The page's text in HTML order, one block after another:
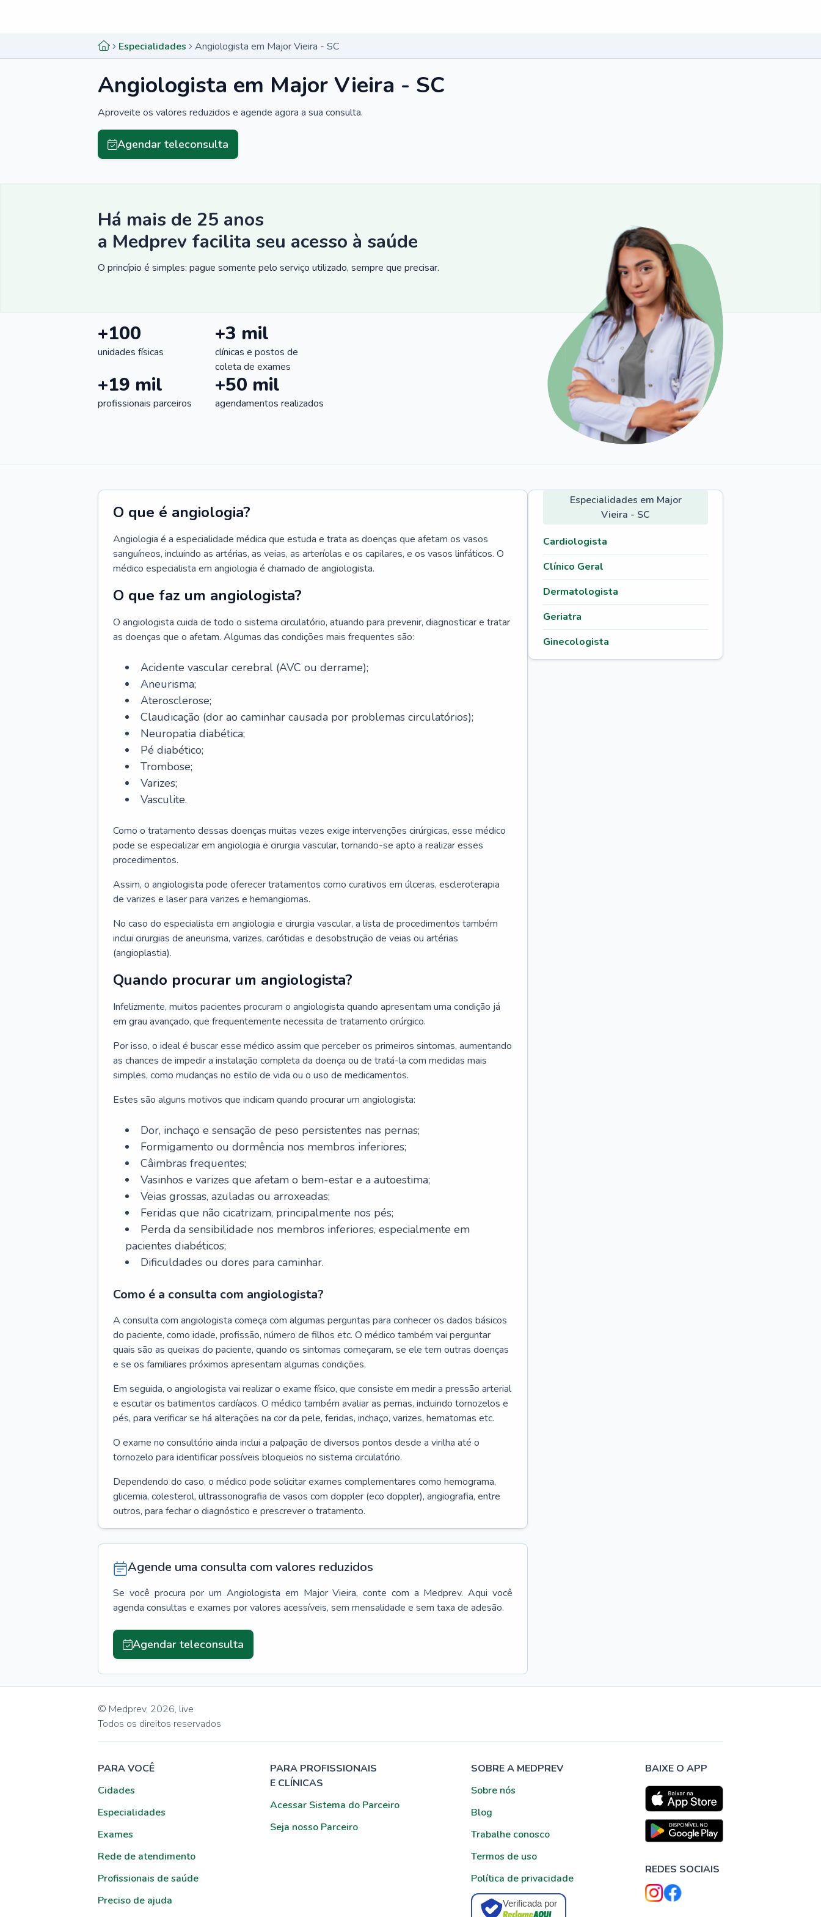
Especialidades Angiologista em Major Vieira - SC
Angiologista em Major Vieira - SC
Aproveite os valores reduzidos e agende agora a sua consulta.
Agendar teleconsulta
Há mais de 25 anos
a Medprev facilita seu acesso à saúde
O princípio é simples: pague somente pelo serviço utilizado, sempre que precisar.
+100
unidades físicas
+3 mil
clínicas e postos de
coleta de exames
+19 mil
profissionais parceiros
+50 mil
agendamentos realizados
O que é angiologia?
Angiologia é a especialidade médica que estuda e trata as doenças que afetam os vasos
sanguíneos, incluindo as artérias, as veias, as arteríolas e os capilares, e os vasos linfáticos. O
médico especialista em angiologia é chamado de angiologista.
O que faz um angiologista?
O angiologista cuida de todo o sistema circulatório, atuando para prevenir, diagnosticar e tratar
as doenças que o afetam. Algumas das condições mais frequentes são:
Acidente vascular cerebral (AVC ou derrame);
Aneurisma;
Aterosclerose;
Claudicação (dor ao caminhar causada por problemas circulatórios);
Neuropatia diabética;
Pé diabético;
Trombose;
Varizes;
Vasculite.
Como o tratamento dessas doenças muitas vezes exige intervenções cirúrgicas, esse médico
pode se especializar em angiologia e cirurgia vascular, tornando-se apto a realizar esses
procedimentos.
Assim, o angiologista pode oferecer tratamentos como curativos em úlceras, escleroterapia
de varizes e laser para varizes e hemangiomas.
No caso do especialista em angiologia e cirurgia vascular, a lista de procedimentos também
inclui cirurgias de aneurisma, varizes, carótidas e desobstrução de veias ou artérias
(angioplastia).
Quando procurar um angiologista?
Infelizmente, muitos pacientes procuram o angiologista quando apresentam uma condição já
em grau avançado, que frequentemente necessita de tratamento cirúrgico.
Por isso, o ideal é buscar esse médico assim que perceber os primeiros sintomas, aumentando
as chances de impedir a instalação completa da doença ou de tratá-la com medidas mais
simples, como mudanças no estilo de vida ou o uso de medicamentos.
Estes são alguns motivos que indicam quando procurar um angiologista:
Dor, inchaço e sensação de peso persistentes nas pernas;
Formigamento ou dormência nos membros inferiores;
Câimbras frequentes;
Vasinhos e varizes que afetam o bem-estar e a autoestima;
Veias grossas, azuladas ou arroxeadas;
Feridas que não cicatrizam, principalmente nos pés;
Perda da sensibilidade nos membros inferiores, especialmente em
pacientes diabéticos;
Dificuldades ou dores para caminhar.
Como é a consulta com angiologista?
A consulta com angiologista começa com algumas perguntas para conhecer os dados básicos
do paciente, como idade, profissão, número de filhos etc. O médico também vai perguntar
quais são as queixas do paciente, quando os sintomas começaram, se ele tem outras doenças
e se os familiares próximos apresentam algumas condições.
Em seguida, o angiologista vai realizar o exame físico, que consiste em medir a pressão arterial
e escutar os batimentos cardíacos. O médico também avaliar as pernas, incluindo tornozelos e
pés, para verificar se há alterações na cor da pele, feridas, inchaço, varizes, hematomas etc.
O exame no consultório ainda inclui a palpação de diversos pontos desde a virilha até o
tornozelo para identificar possíveis bloqueios no sistema circulatório.
Dependendo do caso, o médico pode solicitar exames complementares como hemograma,
glicemia, colesterol, ultrassonografia de vasos com doppler (eco doppler), angiografia, entre
outros, para fechar o diagnóstico e prescrever o tratamento.
Agende uma consulta com valores reduzidos
Se você procura por um Angiologista em Major Vieira, conte com a Medprev. Aqui você
agenda consultas e exames por valores acessíveis, sem mensalidade e sem taxa de adesão.
Agendar teleconsulta
Especialidades em Major
Vieira - SC
Cardiologista
Clínico Geral
Dermatologista
Geriatra
Ginecologista
© Medprev, 2026, live
Todos os direitos reservados
PARA VOCÊ
Cidades
Especialidades
Exames
Rede de atendimento
Profissionais de saúde
Preciso de ajuda
PARA PROFISSIONAIS
E CLÍNICAS
Acessar Sistema do Parceiro
Seja nosso Parceiro
SOBRE A MEDPREV
Sobre nós
Blog
Trabalhe conosco
Termos de uso
Política de privacidade
Verificada por
BAIXE O APP
REDES SOCIAIS